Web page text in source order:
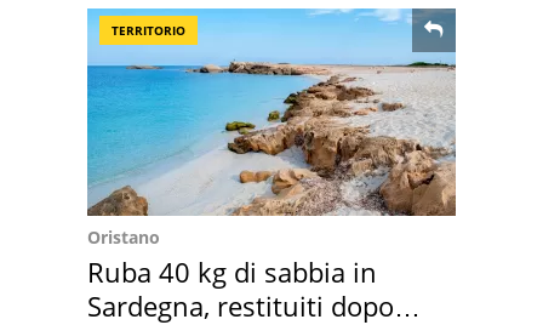
TERRITORIO
Oristano
Ruba 40 kg di sabbia in
Sardegna, restituiti dopo